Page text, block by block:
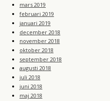
mars 2019
februari 2019
januari 2019
december 2018
november 2018
oktober 2018
september 2018
augusti 2018
juli 2018
juni 2018
maj 2018